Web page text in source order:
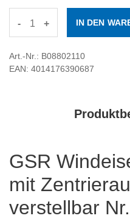
- +
Art.-Nr.: B08802110
EAN: 4014176390687
GSR
mit
verstellbar